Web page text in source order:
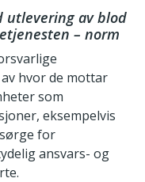
utlevering av blod
– norm
hvor de mottar
som
eksempelvis
for
ansvars- og